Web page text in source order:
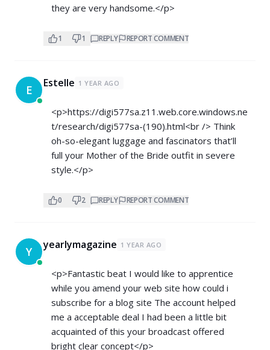
they are very handsome.</p>
1 1 REPLY REPORT COMMENT
E Estelle 1 YEAR AGO
<p>https://digi577sa.z11.web.core.windows.ne
t/research/digi577sa-(190).html<br /> Think
oh-so-elegant luggage and fascinators that’ll
full your Mother of the Bride outfit in severe
style.</p>
0 2 REPLY REPORT COMMENT
Y yearlymagazine 1 YEAR AGO
<p>Fantastic beat I would like to apprentice
while you amend your web site how could i
subscribe for a blog site The account helped
me a acceptable deal I had been a little bit
acquainted of this your broadcast offered
bright clear concept</p>